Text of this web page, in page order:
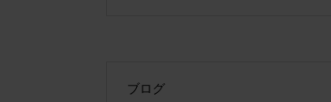
ブログ